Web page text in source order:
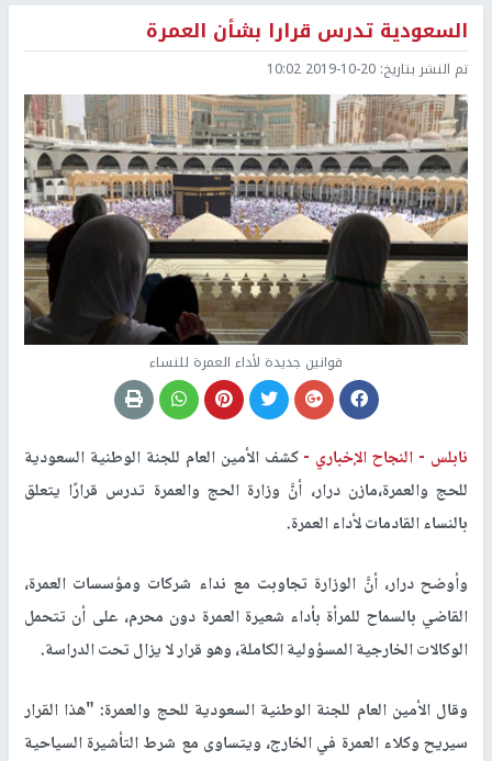
السعودية تدرس قرارا بشأن العمرة
تم النشر بتاريخ: 2019-10-20 10:02
قوانين جديدة لأداء العمرة للنساء
نابلس - النجاح الإخباري -كشف الأمين العام للجنة الوطنية السعودية
للحج والعمرة،مازن درار، أنَّ وزارة الحج والعمرة تدرس قرارًا يتعلق
بالنساء القادمات لأداء العمرة.
وأوضح درار، أنَّ الوزارة تجاوبت مع نداء شركات ومؤسسات العمرة،
القاضي بالسماح للمرأة بأداء شعيرة العمرة دون محرم، على أن تتحمل
الوكالات الخارجية المسؤولية الكاملة، وهو قرار لا يزال تحت الدراسة.
وقال الأمين العام للجنة الوطنية السعودية للحج والعمرة: "هذا القرار
سيريح وكلاء العمرة في الخارج، ويتساوى مع شرط التأشيرة السياحية